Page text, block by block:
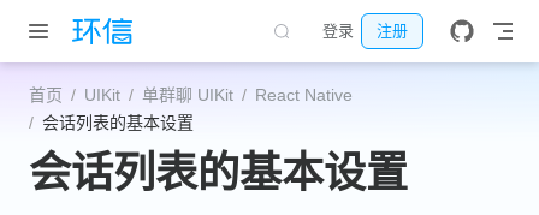
跳至主要內容
登录 注册
首页 UIKit 单群聊 UIKit
React Native
会话列表的基本设置
会话列表的基本设置